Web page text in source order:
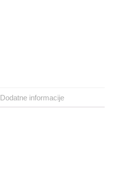
Dodatne informacije